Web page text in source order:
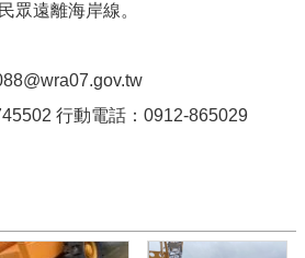
眾遠離海岸線。
行動電話：0912-865029